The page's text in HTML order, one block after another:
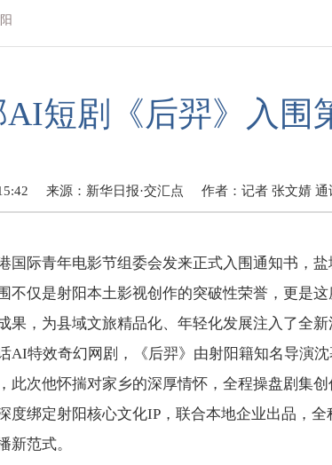
短剧《后羿》入围
来源： 新华日报·交汇点 作者： 记者 张文婧
际青年电影节组委会发来正式入围通知书，盐
不仅是射阳本土影视创作的突破性荣誉，更是
果，为县域文旅精品化、年轻化发展注入了全新
特效奇幻网剧，《后羿》由射阳籍知名导演沈
此次他怀揣对家乡的深厚情怀，全程操盘剧集
度绑定射阳核心文化IP，联合本地企业出品，
新范式。